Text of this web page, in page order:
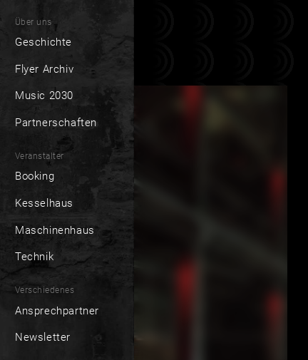
Über uns
Geschichte
Flyer Archiv
Music 2030
Partnerschaften
Veranstalter
Booking
Kesselhaus
Maschinenhaus
Technik
Verschiedenes
Ansprechpartner
Newsletter